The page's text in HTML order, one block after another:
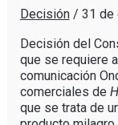
Decisión/ 31 de
Decisión del
que se requiere
comunicación
comerciales de
que se trata de